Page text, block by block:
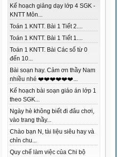
Kế hoạch giảng dạy lớp 4 SGK -
KNTT Môn...
Toán 1 KNTT. Bài 1 Tiết 2....
Toán 1 KNTT. Bài 1 Tiết 1....
Toán 1 KNTT. Bài Các số từ 0
đến 10...
Bài soạn hay. Cảm ơn thầy Nam
nhiều nhé ❤️❤️❤️❤️❤️❤️...
Kế hoạch bài soạn giáo án lớp 1
theo SGK...
Ngày hè không biết đi đâu chơi,
vào trang thầy...
Chào bạn N, tài liệu siêu hay và
chỉn chu...
Quy chế làm việc của Chi bộ